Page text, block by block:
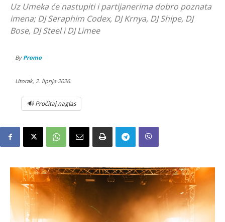
Uz Umeka će nastupiti i partijanerima dobro poznata
imena; DJ Seraphim Codex, DJ Krnya, DJ Shipe, DJ
Bose, DJ Steel i DJ Limee
By Promo
Utorak, 2. lipnja 2026.
🔊 Pročitaj naglas